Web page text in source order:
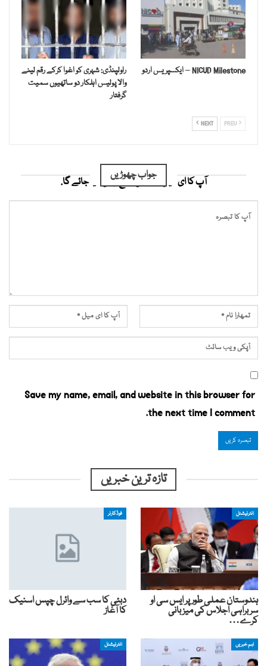
NICVD Milestone – ایکسپریس اردو
راولپنڈی: شہری کو اغوا کرکے رقم لینے
والا پولیس اہلکار دو ساتھیوں سمیت
گرفتار
NEXT
جواب چھوڑیں
آپ کا ای میل ایڈریس شائع نہیں کیا جائے گا.
Save my name, email, and website in this browser for
the next time I comment.
تازہ ترین خبریں
انٹرنیشنل
ہندوستان عملی طور پر ایس سی او
سربراہی اجلاس کی میزبانی
کرے…
فوڈکارنر
دبئی کا سب سے وائرل چپس اسنیک
کا آغاز
اہم خبریں انٹرنیشنل